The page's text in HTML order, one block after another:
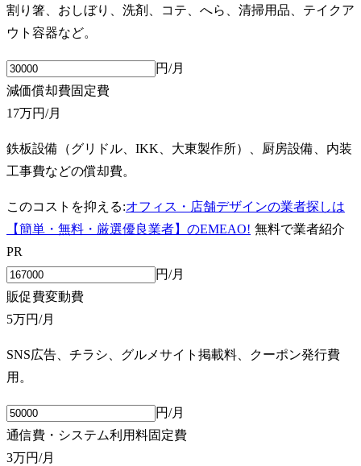
割り箸、おしぼり、洗剤、コテ、へら、清掃用品、テイクア
ウト容器など。
円/月
減価償却費固定費
17万円/月
鉄板設備（グリドル、IKK、大東製作所）、厨房設備、内装
工事費などの償却費。
このコストを抑える:オフィス・店舗デザインの業者探しは
【簡単・無料・厳選優良業者】のEMEAO! 無料で業者紹介
PR
円/月
販促費変動費
5万円/月
SNS広告、チラシ、グルメサイト掲載料、クーポン発行費
用。
円/月
通信費・システム利用料固定費
3万円/月